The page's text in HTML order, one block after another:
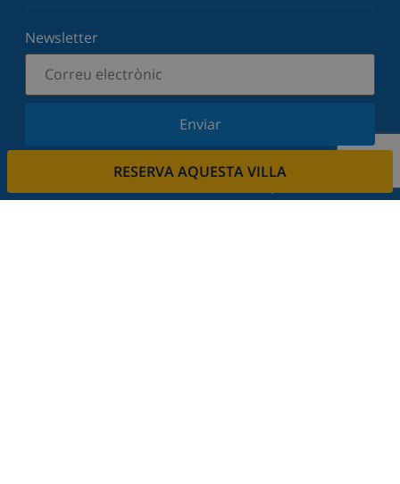
RESERVA AQUESTA VILLA
Newsletter
Enviar
Subscriu-vos al nostre butlletí i estigues informat
de les últimes novetats i ofertes. Respectem la
vostra privadesa.